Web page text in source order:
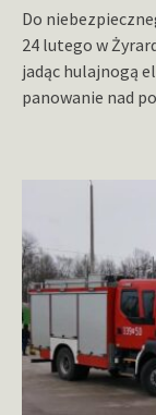
Do
24 lutego w
jadąc hulajnogą
panowanie nad